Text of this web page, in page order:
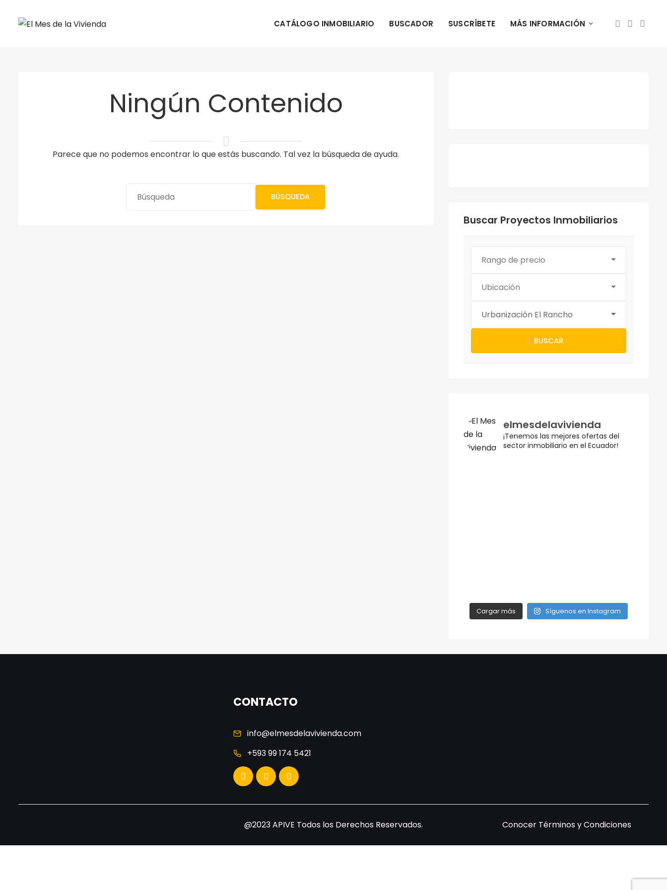
CATÁLOGO INMOBILIARIO BUSCADOR SUSCRÍBETE MÁS INFORMACIÓN
Ningún Contenido
Parece que no podemos encontrar lo que estás buscando. Tal vez la búsqueda de ayuda.
BÚSQUEDA
Buscar Proyectos Inmobiliarios
Rango de precio
Ubicación
Urbanización El Rancho
BUSCAR
elmesdelavivienda
¡Tenemos las mejores ofertas del
sector inmobiliario en el Ecuador!
Cargar más Síguenos en Instagram
CONTACTO
info@elmesdelavivienda.com
+593 99 174 5421
@2023 APIVE Todos los Derechos Reservados. Conocer Términos y Condiciones